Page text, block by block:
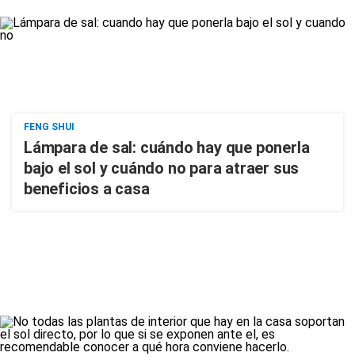
FENG SHUI
Lámpara de sal: cuándo hay que ponerla
bajo el sol y cuándo no para atraer sus
beneficios a casa